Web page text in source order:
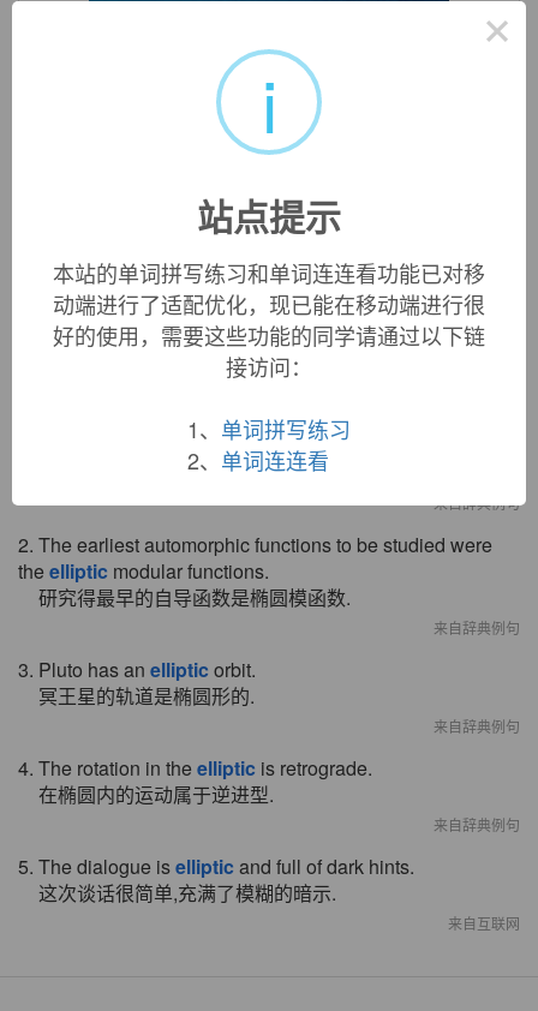
). Mostly in technical use; the common
双语例句
motion around it will be almost
它绕着质心的椭园运动就几乎看不出来.
来自辞典例句
2. The earliest automorphic functions to be studied were
the elliptic modular functions.
研究得最早的自导函数是椭圆模函数.
来自辞典例句
3. Pluto has an elliptic orbit.
冥王星的轨道是椭圆形的.
来自辞典例句
4. The rotation in the elliptic is retrograde.
在椭圆内的运动属于逆进型.
来自辞典例句
5. The dialogue iselliptic and full of dark hints.
这次谈话很简单,充满了模糊的暗示.
来自互联网
×
i
站点提示
本站的单词拼写练习和单词连连看功能已对移
动端进行了适配优化，现已能在移动端进行很
好的使用，需要这些功能的同学请通过以下链
接访问：
1、 单词拼写练习
2、 单词连连看